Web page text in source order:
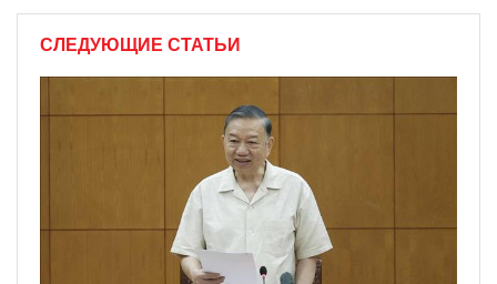
СЛЕДУЮЩИЕ СТАТЬИ